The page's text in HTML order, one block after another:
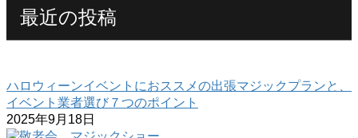
最近の投稿
ハロウィーンイベントにおススメの出張マジックプランと、
イベント業者選び７つのポイント
2025年9月18日